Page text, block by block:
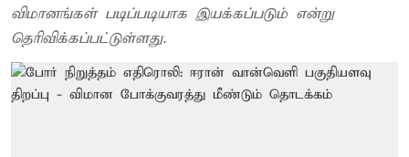
விமானங்கள் படிப்படியாக இயக்கப்படும் என்று
தெரிவிக்கப்பட்டுள்ளது.